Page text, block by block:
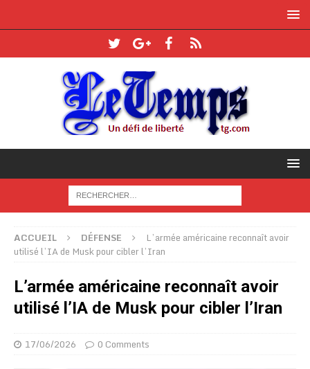
ACCUEIL DÉFENSE
L’armée américaine reconnaît avoir
utilisé l’IA de Musk pour cibler l’Iran
L’armée américaine reconnaît avoir
utilisé l’IA de Musk pour cibler l’Iran
17/06/2026 0 Comments